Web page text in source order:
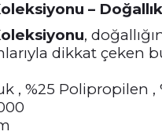
–
,
dikkat çeken
, %25 Polipropilen ,